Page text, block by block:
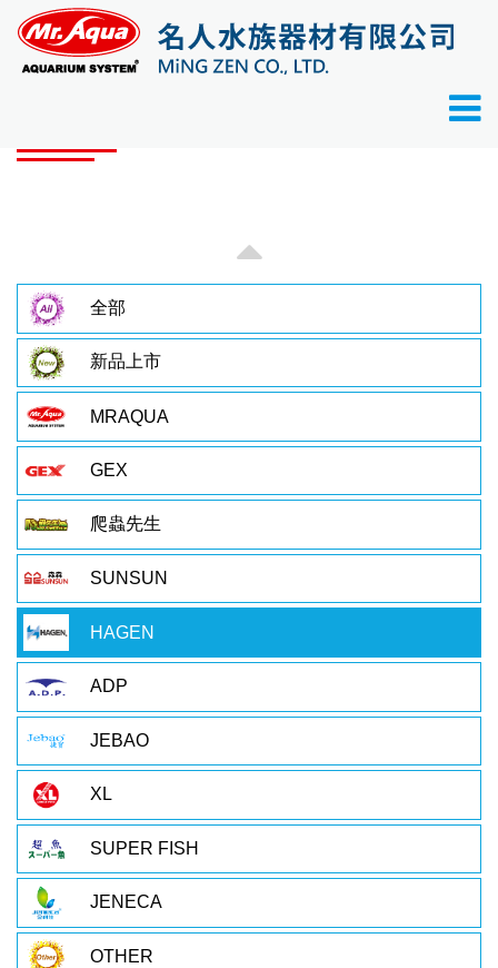
產品目錄
全部
新品上市
MRAQUA
GEX
爬蟲先生
SUNSUN
HAGEN
ADP
JEBAO
XL
SUPER FISH
JENECA
OTHER